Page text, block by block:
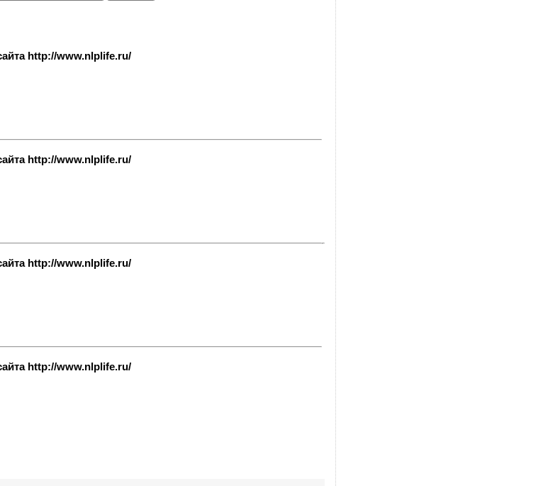
http://www.nlplife.ru/
http://www.nlplife.ru/
http://www.nlplife.ru/
http://www.nlplife.ru/